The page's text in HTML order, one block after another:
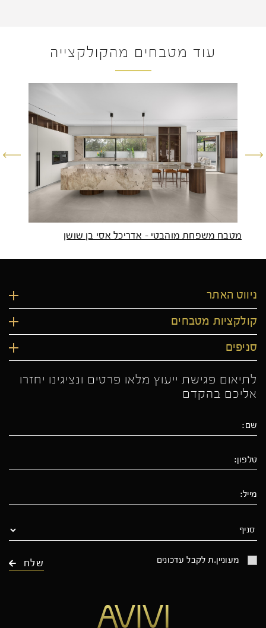
עוד מטבחים מהקולקצייה
מטבח משפחת מוהבטי – אדריכל אסי בן שושן
ניווט האתר
קולקציות מטבחים
סניפים
לתיאום פגישת ייעוץ מלאו פרטים ונציגינו יחזרו
אליכם בהקדם
מעוניין.ת לקבל עדכונים